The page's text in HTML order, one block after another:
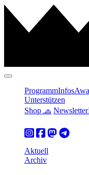
ProgrammInfos
Unterstützen
Shop 🧢 Newsletter
Aktuell
Archiv